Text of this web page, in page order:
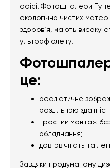
офісі. Фотошпалери
екологічно чистих
здоров’я, мають високу
ультрафіолету.
це:
реалістичне
роздільною
простий монтаж
обладнання;
довговічність та
Завдяки продуманому